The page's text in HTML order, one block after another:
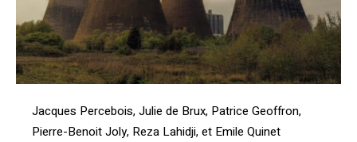
Jacques Percebois, Julie de Brux, Patrice Geoffron,
Pierre-Benoit Joly, Reza Lahidji, et Emile Quinet